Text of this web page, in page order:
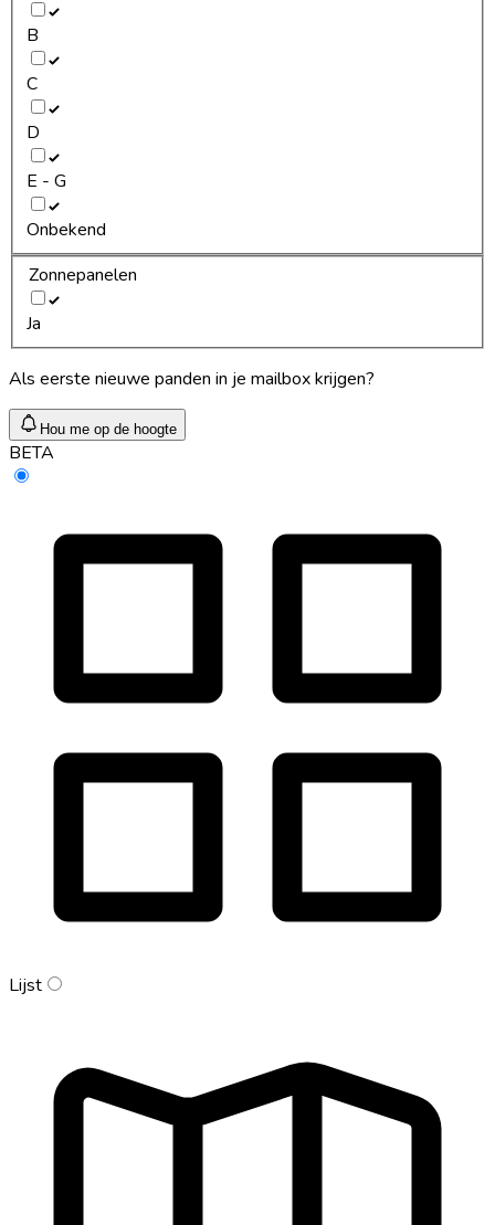
B
C
D
E - G
Onbekend
Zonnepanelen
Ja
Als eerste nieuwe panden in je mailbox krijgen?
Hou me op de hoogte
BETA
Lijst